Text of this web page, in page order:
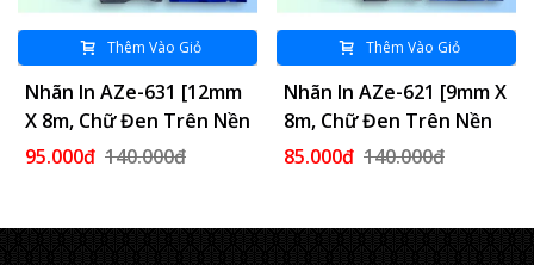
Thêm Vào Giỏ
Nhãn In AZe-631 [12mm
X 8m, Chữ Đen Trên Nền
Vàng]
95.000đ 140.000đ
Thêm Vào Giỏ
Nhãn In AZe-621 [9mm X
8m, Chữ Đen Trên Nền
Vàng]
85.000đ 140.000đ